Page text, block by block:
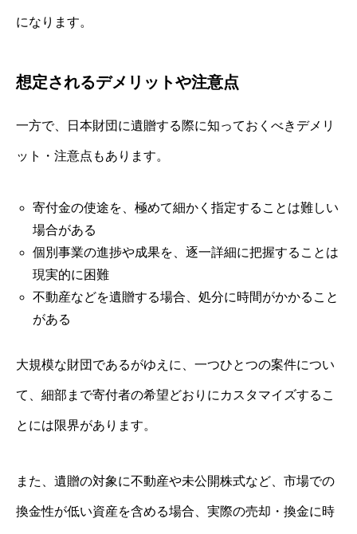
になります。
想定されるデメリットや注意点
一方で、日本財団に遺贈する際に知っておくべきデメリ
ット・注意点もあります。
寄付金の使途を、極めて細かく指定することは難しい
場合がある
個別事業の進捗や成果を、逐一詳細に把握することは
現実的に困難
不動産などを遺贈する場合、処分に時間がかかること
がある
大規模な財団であるがゆえに、一つひとつの案件につい
て、細部まで寄付者の希望どおりにカスタマイズするこ
とには限界があります。
また、遺贈の対象に不動産や未公開株式など、市場での
換金性が低い資産を含める場合、実際の売却・換金に時